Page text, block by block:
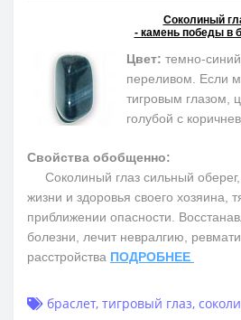
Соколиный
- камень победы в
Цвет: темно-
переливом. Если
тигровым глазом,
голубой с
Свойства обобщенно:
Соколиный глаз сильный оберег,
жизни и здоровья своего хозяина,
приближении опасности.
болезни, лечит невралгию,
расстройства ПОДРОБНЕЕ
браслет, тигровый глаз,